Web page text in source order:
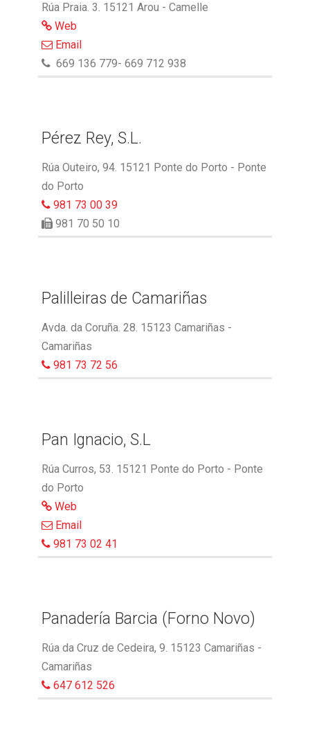
Rúa Praia. 3. 15121 Arou - Camelle
Web
Email
669 136 779- 669 712 938
Pérez Rey, S.L.
Rúa Outeiro, 94. 15121 Ponte do Porto - Ponte
do Porto
981 73 00 39
981 70 50 10
Palilleiras de Camariñas
Avda. da Coruña. 28. 15123 Camariñas -
Camariñas
981 73 72 56
Pan Ignacio, S.L
Rúa Curros, 53. 15121 Ponte do Porto - Ponte
do Porto
Web
Email
981 73 02 41
Panadería Barcia (Forno Novo)
Rúa da Cruz de Cedeira, 9. 15123 Camariñas -
Camariñas
647 612 526